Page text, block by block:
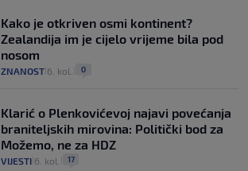
Kako je otkriven osmi kontinent?
Zealandija im je cijelo vrijeme bila pod
nosom
ZNANOST 6. kol. 0
Klarić o Plenkovićevoj najavi povećanja
braniteljskih mirovina: Politički bod za
Možemo, ne za HDZ
VIJESTI 6. kol. 17